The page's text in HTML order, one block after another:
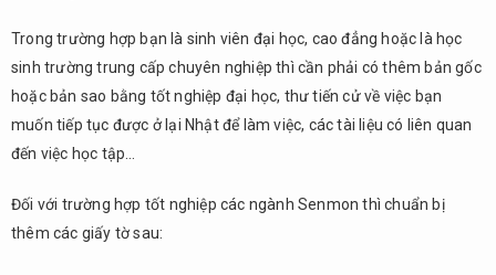
Trong trường hợp bạn là sinh viên đại học, cao đẳng hoặc là học
sinh trường trung cấp chuyên nghiệp thì cần phải có thêm bản gốc
hoặc bản sao bằng tốt nghiệp đại học, thư tiến cử về việc bạn
muốn tiếp tục được ở lại Nhật để làm việc, các tài liệu có liên quan
đến việc học tập…
Đối với trường hợp tốt nghiệp các ngành Senmon thì chuẩn bị
thêm các giấy tờ sau: